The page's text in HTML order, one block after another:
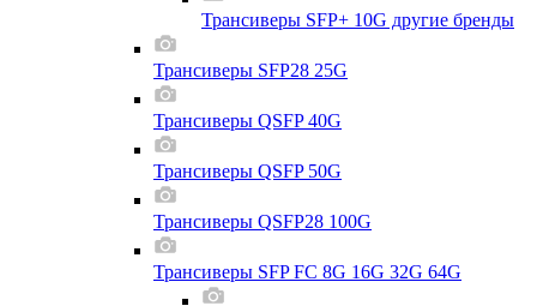
Трансиверы SFP+ 10G другие бренды
Трансиверы SFP28 25G
Трансиверы QSFP 40G
Трансиверы QSFP 50G
Трансиверы QSFP28 100G
Трансиверы SFP FC 8G 16G 32G 64G